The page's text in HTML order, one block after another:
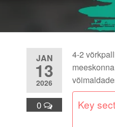
JAN
13
2026
0
4-2
Key